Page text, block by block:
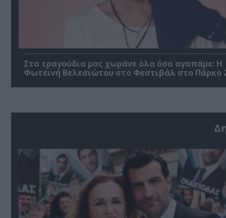
Στα τραγούδια μας χωράνε όλα όσα αγαπάμε: Η
Φωτεινή Βελεσιώτου στο Φεστιβάλ στο Πάρκο